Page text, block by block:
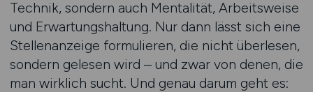
Technik, sondern auch Mentalität, Arbeitsweise
und Erwartungshaltung. Nur dann lässt sich eine
Stellenanzeige formulieren, die nicht überlesen,
sondern gelesen wird – und zwar von denen, die
man wirklich sucht. Und genau darum geht es: